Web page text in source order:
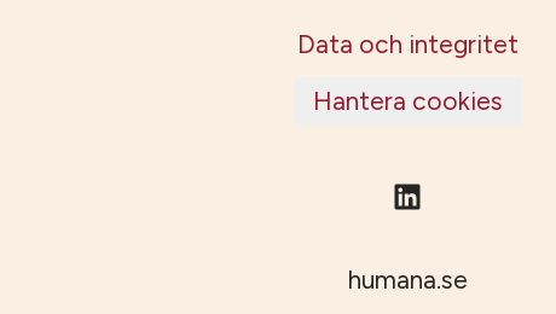
Data och integritet
Hantera cookies
humana.se